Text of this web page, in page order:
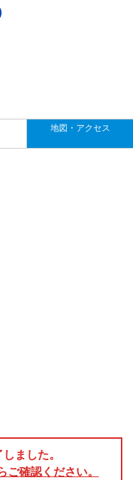
地図・アクセス
ました。
確認ください。